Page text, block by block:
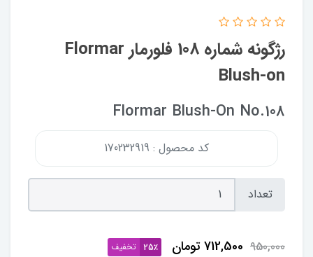
رژگونه شماره 108 فلورمار Flormar
Blush-on
Flormar Blush-On No.108
کد محصول : 170232919
تعداد
950,000
712,500تومان 25٪ تخفیف